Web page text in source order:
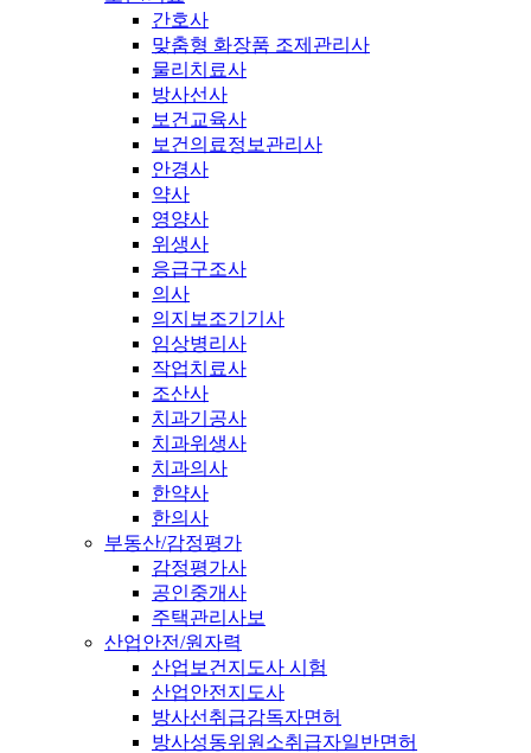
간호사
맞춤형 화장품 조제관리사
물리치료사
방사선사
보건교육사
보건의료정보관리사
안경사
약사
영양사
위생사
응급구조사
의사
의지보조기기사
임상병리사
작업치료사
조산사
치과기공사
치과위생사
치과의사
한약사
한의사
부동산/감정평가
감정평가사
공인중개사
주택관리사보
산업안전/원자력
산업보건지도사 시험
산업안전지도사
방사선취급감독자면허
방사성동위원소취급자일반면허